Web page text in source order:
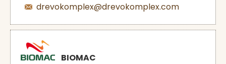
drevokomplex@drevokomplex.com
BIOMAC